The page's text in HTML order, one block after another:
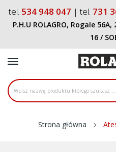
tel. 534 948 047 | tel. 731
P.H.U ROLAGRO, Rogale
16/
Strona główna